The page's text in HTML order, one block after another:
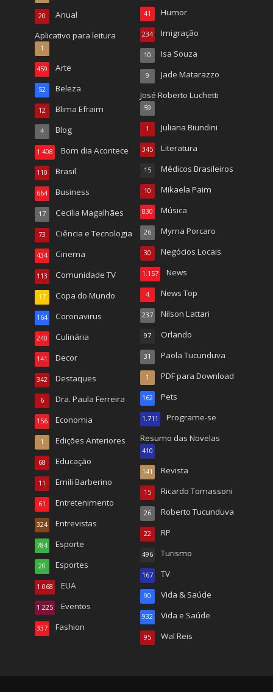
Anual
20
Aplicativo para leitura
1
Arte
459
Beleza
52
Blima Efraim
12
Blog
4
Bom dia Acontece
1.408
Brasil
110
Business
664
Cecilia Magalhães
17
Ciência e Tecnologia
73
Cinema
434
Comunidade TV
113
Copa do Mundo
17
Coronavirus
164
Culinária
240
Decor
141
Destaques
342
Dra. Paula Ferreira
6
Economia
156
Edições Anteriores
1
Educação
68
Emili Barberino
11
Entretenimento
61
Entrevistas
324
Esporte
784
Esportes
20
EUA
1.068
Eventos
1.225
Fashion
337
Humor
41
Imigração
234
Isa Souza
10
Jade Matarazzo
9
José Roberto Luchetti
59
Juliana Biundini
1
Literatura
345
Médicos Brasileiros
15
Mikaela Paim
10
Música
830
Myrna Porcaro
26
Negócios Locais
30
News
1.157
News Top
4
Nilson Lattari
237
Orlando
97
Paola Tucunduva
31
PDF para Download
1
Pets
162
Programe-se
1.711
Resumo das Novelas
410
Revista
141
Ricardo Tomassoni
15
Roberto Tucunduva
26
RP
22
Turismo
496
TV
167
Vida & Saúde
90
Vida e Saúde
932
Wal Reis
95